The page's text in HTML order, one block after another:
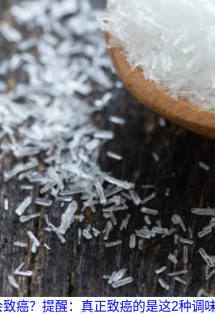
致癌？提醒：真正致癌的是这2种调